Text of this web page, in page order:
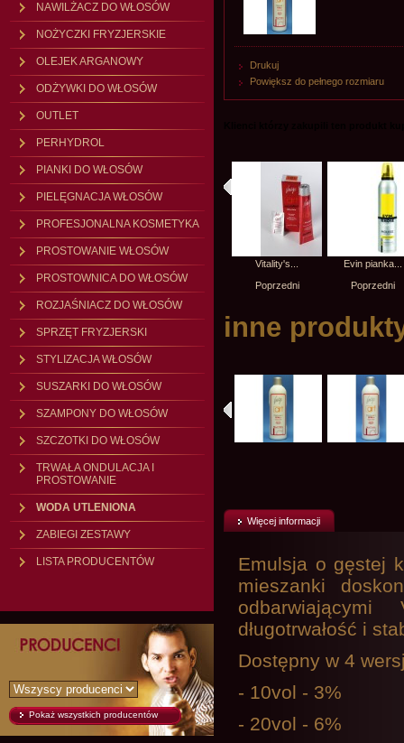
NAWILŻACZ DO WŁOSÓW
NOŻYCZKI FRYZJERSKIE
OLEJEK ARGANOWY
ODŻYWKI DO WŁOSÓW
OUTLET
PERHYDROL
PIANKI DO WŁOSÓW
PIELĘGNACJA WŁOSÓW
PROFESJONALNA KOSMETYKA
PROSTOWANIE WŁOSÓW
PROSTOWNICA DO WŁOSÓW
ROZJAŚNIACZ DO WŁOSÓW
SPRZĘT FRYZJERSKI
STYLIZACJA WŁOSÓW
SUSZARKI DO WŁOSÓW
SZAMPONY DO WŁOSÓW
SZCZOTKI DO WŁOSÓW
TRWAŁA ONDULACJA I
PROSTOWANIE
WODA UTLENIONA
ZABIEGI ZESTAWY
LISTA PRODUCENTÓW
Pokaż wszystkich producentów
Drukuj
Powiększ do pełnego rozmiaru
Vitality's...
Vitality's...
Vitality's...
Poprzedni
Evin pianka...
Poprzedni
inne
Więcej informacji
Emulsja o gęstej
mieszanki
długotrwałość i
Dostępny w 4
- 10vol - 3%
- 20vol - 6%